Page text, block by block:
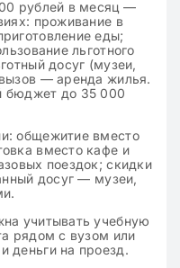
рублей в месяц —
проживание в
еды;
льготного
досуг (музеи,
— аренда жилья.
бюджет до 35 000
общежитие вместо
вместо кафе и
поездок; скидки
досуг — музеи,
учитывать учебную
рядом с вузом или
деньги на проезд.